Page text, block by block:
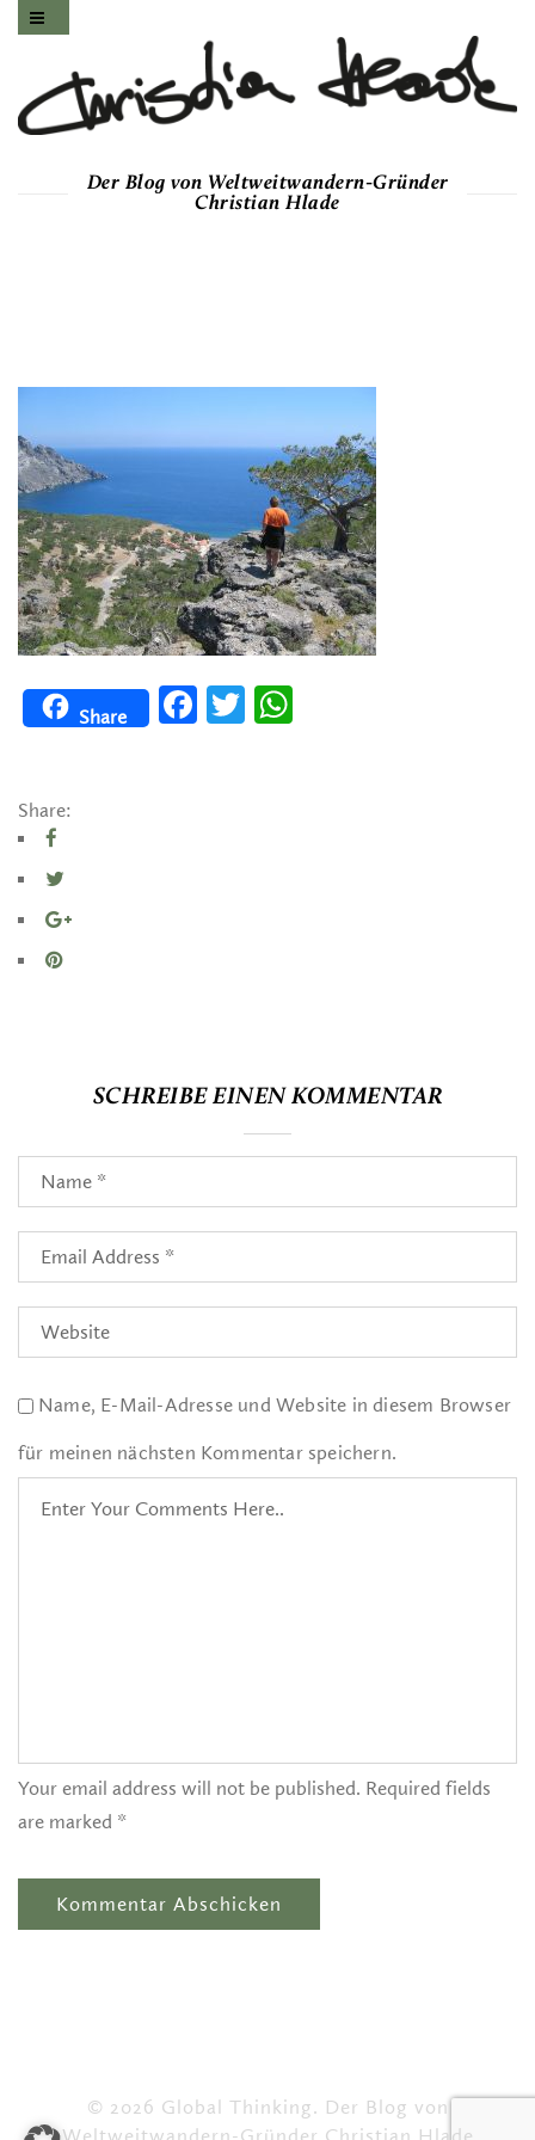
Der Blog von Weltweitwandern-Gründer
Christian Hlade
Share
FacebookTwitter
Share:
SCHREIBE EINEN KOMMENTAR
Name, E-Mail-Adresse und Website in diesem Browser
für meinen nächsten Kommentar speichern.
Your email address will not be published. Required fields
are marked *
© 2026 Global Thinking. Der Blog von
Weltweitwandern-Gründer Christian Hlade